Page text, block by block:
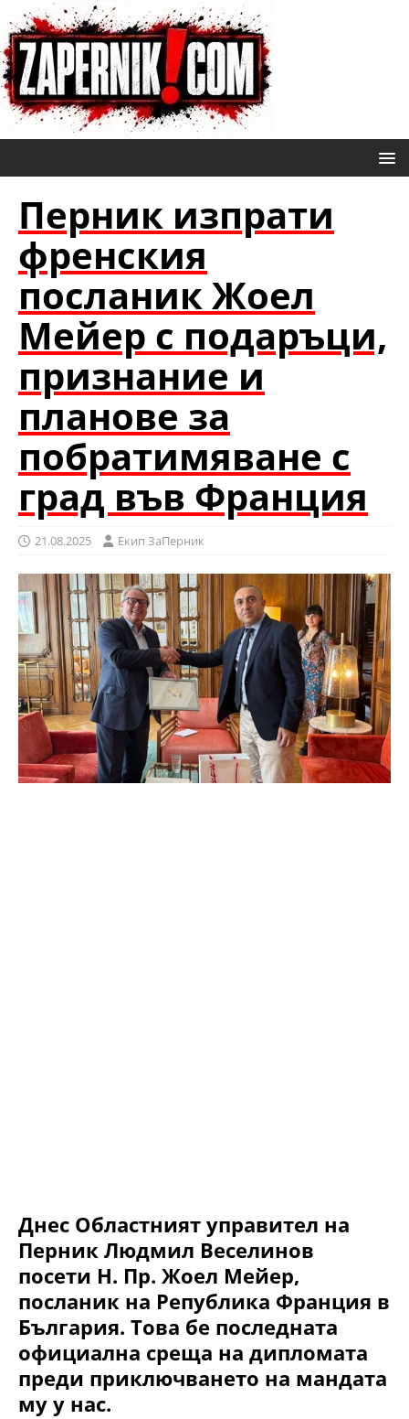
Перник изпрати
френския
посланик Жоел
Мейер с подаръци,
признание и
планове за
побратимяване с
град във Франция
21.08.2025 Eкип ЗаПерник
Днес Областният управител на
Перник Людмил Веселинов
посети Н. Пр. Жоел Мейер,
посланик на Република Франция в
България. Това бе последната
официална среща на дипломата
преди приключването на мандата
му у нас.